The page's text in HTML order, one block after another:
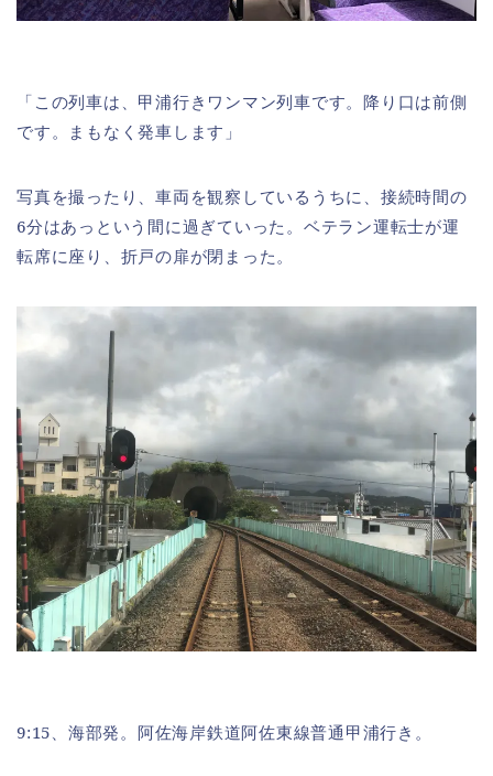
「この列車は、甲浦行きワンマン列車です。降り口は前側
です。まもなく発車します」
写真を撮ったり、車両を観察しているうちに、接続時間の
6分はあっという間に過ぎていった。ベテラン運転士が運
転席に座り、折戸の扉が閉まった。
9:15、海部発。阿佐海岸鉄道阿佐東線普通甲浦行き。